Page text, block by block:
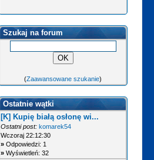
Szukaj na forum
(Zaawansowane szukanie)
Ostatnie wątki
[K] Kupię białą osłonę wi...
Ostatni post: komarek54
Wczoraj 22:12:30
»Odpowiedzi: 1
»Wyświetleń: 32